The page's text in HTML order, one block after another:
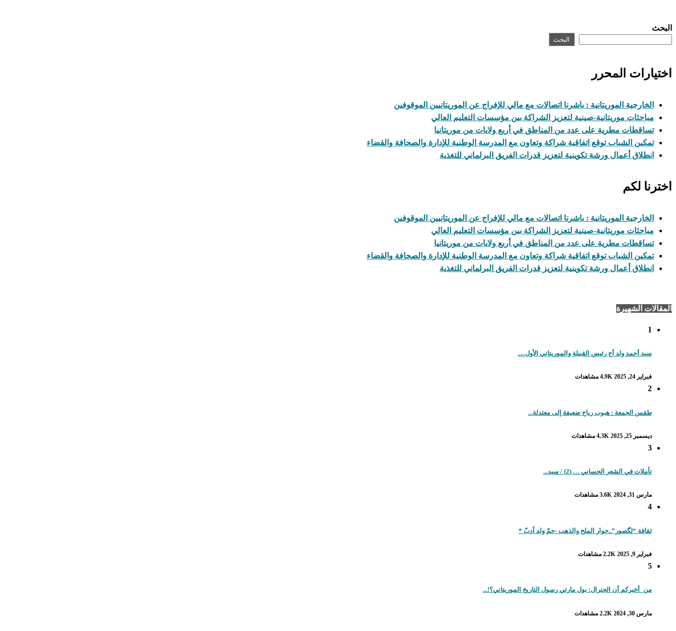
البحث
البحث
اختيارات المحرر
الخارجية الموريتانية : باشرنا اتصالات مع مالي للإفراج عن الموريتانيين الموقوفين
مباحثات موريتانية-صينية لتعزيز الشراكة بين مؤسسات التعليم العالي
تساقطات مطرية على عدد من المناطق في أربع ولايات من موريتانيا
تمكين الشباب توقع اتفاقية شراكة وتعاون مع المدرسة الوطنية للإدارة والصحافة والقضاء
انطلاق أعمال ورشة تكوينية لتعزيز قدرات الفريق البرلماني للتغذية
اخترنا لكم
الخارجية الموريتانية : باشرنا اتصالات مع مالي للإفراج عن الموريتانيين الموقوفين
مباحثات موريتانية-صينية لتعزيز الشراكة بين مؤسسات التعليم العالي
تساقطات مطرية على عدد من المناطق في أربع ولايات من موريتانيا
تمكين الشباب توقع اتفاقية شراكة وتعاون مع المدرسة الوطنية للإدارة والصحافة والقضاء
انطلاق أعمال ورشة تكوينية لتعزيز قدرات الفريق البرلماني للتغذية
المقالات الشهيرة
1
سيد أحمد ولد أج رئيس القبيلة والموريتاني الأول.....
فبراير 24, 2025 4.9K مشاهدات
2
طقس الجمعة : هبوب رياح ضعيفة إلى معتدلة...
ديسمبر 25, 2025 4.3K مشاهدات
3
تأملات في الشعر الحساني … (2) / سيد...
مارس 31, 2024 3.6K مشاهدات
4
ثقافة “لگصور”..حوار الملح والذهب -حمّ ولد آدبّ *
فبراير 9, 2025 2.2K مشاهدات
5
من_أخبركم أن الجنرال: بول مارتي رسول التاريخ الموريتاني؟!...
مارس 30, 2024 2.2K مشاهدات